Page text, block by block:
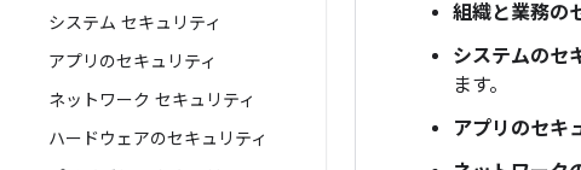
システム セキュリティ
アプリのセキュリティ
ネットワーク セキュリティ
ハードウェアのセキュリティ
組織と業務の
システムのセ
ます。
アプリのセキ